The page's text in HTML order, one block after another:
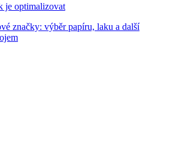
je optimalizovat
značky: výběr papíru, laku a další